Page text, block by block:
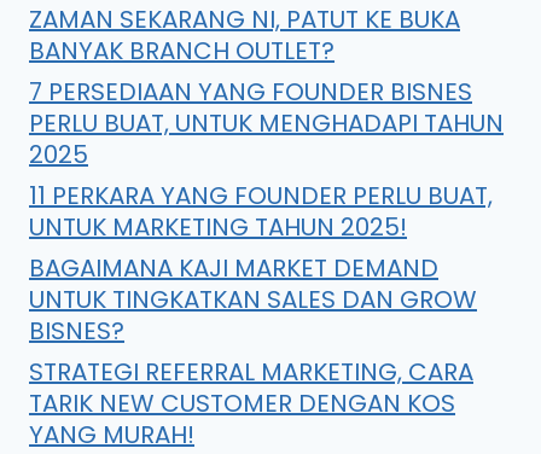
ZAMAN SEKARANG NI, PATUT KE BUKA
BANYAK BRANCH OUTLET?
7 PERSEDIAAN YANG FOUNDER BISNES
PERLU BUAT, UNTUK MENGHADAPI TAHUN
2025
11 PERKARA YANG FOUNDER PERLU BUAT,
UNTUK MARKETING TAHUN 2025!
BAGAIMANA KAJI MARKET DEMAND
UNTUK TINGKATKAN SALES DAN GROW
BISNES?
STRATEGI REFERRAL MARKETING, CARA
TARIK NEW CUSTOMER DENGAN KOS
YANG MURAH!